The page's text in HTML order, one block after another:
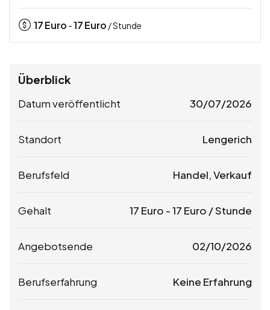
17Euro -17Euro / Stunde
Überblick
Datum veröffentlicht 30/07/2026
Standort Lengerich
Berufsfeld Handel, Verkauf
Gehalt 17 Euro -17 Euro / Stunde
Angebotsende 02/10/2026
Berufserfahrung Keine Erfahrung